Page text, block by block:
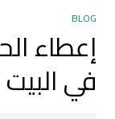
BLOG
إعطاء
في البيت لعام